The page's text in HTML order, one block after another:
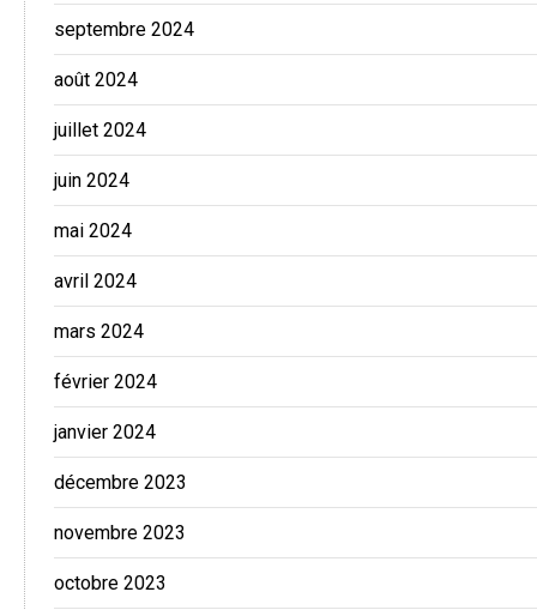
septembre 2024
août 2024
juillet 2024
juin 2024
mai 2024
avril 2024
mars 2024
février 2024
janvier 2024
décembre 2023
novembre 2023
octobre 2023